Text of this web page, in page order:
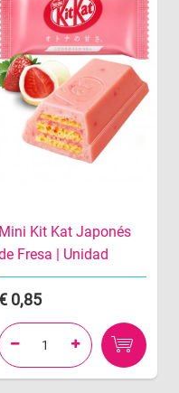
Mini Kit Kat Japonés
Fresa | Unidad
0,85
 